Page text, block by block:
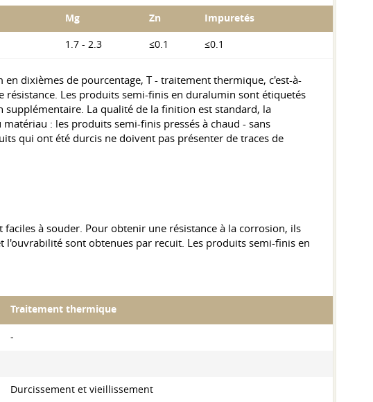
Mg Zn Impuretés
1.7 - 2.3 ≤0.1 ≤0.1
dixièmes de pourcentage, T - traitement thermique, c'est-à-
Les produits semi-finis en duralumin sont étiquetés
La qualité de la finition est standard, la
: les produits semi-finis pressés à chaud - sans
qui ont été durcis ne doivent pas présenter de traces de
à souder. Pour obtenir une résistance à la corrosion, ils
sont obtenues par recuit. Les produits semi-finis en
Traitement thermique
-
Durcissement et vieillissement